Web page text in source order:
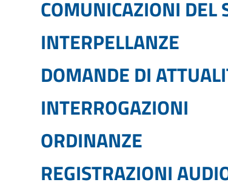
COMUNICAZIONI DEL
INTERPELLANZE
DOMANDE DI
INTERROGAZIONI
ORDINANZE
REGISTRAZIONI